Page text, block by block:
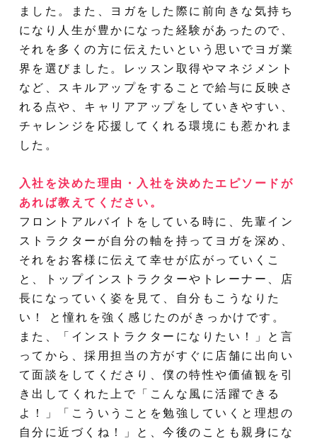
ました。また、ヨガをした際に前向きな気持ち
になり人生が豊かになった経験があったので、
それを多くの方に伝えたいという思いでヨガ業
界を選びました。レッスン取得やマネジメント
など、スキルアップをすることで給与に反映さ
れる点や、キャリアアップをしていきやすい、
チャレンジを応援してくれる環境にも惹かれま
した。
入社を決めた理由・入社を決めたエピソードが
あれば教えてください。
フロントアルバイトをしている時に、先輩イン
ストラクターが自分の軸を持ってヨガを深め、
それをお客様に伝えて幸せが広がっていくこ
と、トップインストラクターやトレーナー、店
長になっていく姿を見て、自分もこうなりた
い！ と憧れを強く感じたのがきっかけです。
また、「インストラクターになりたい！」と言
ってから、採用担当の方がすぐに店舗に出向い
て面談をしてくださり、僕の特性や価値観を引
き出してくれた上で「こんな風に活躍できる
よ！」「こういうことを勉強していくと理想の
自分に近づくね！」と、今後のことも親身にな